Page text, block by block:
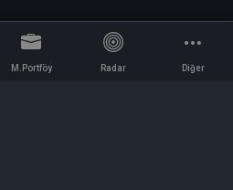
M.Portföy Radar Diğer